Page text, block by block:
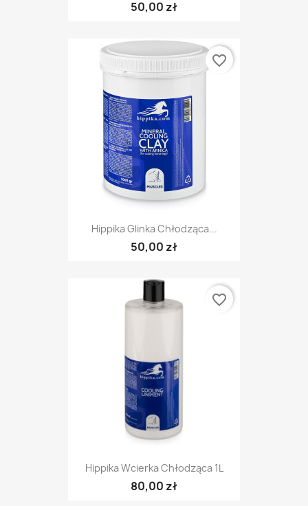
50,00 zł
Hippika Glinka Chłodząca...
50,00 zł
favorite_border
Hippika Wcierka Chłodząca 1L
80,00 zł
favorite_border